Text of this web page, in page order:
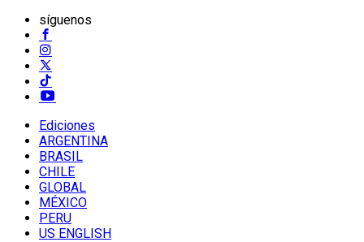
síguenos
Ediciones
ARGENTINA
BRASIL
CHILE
GLOBAL
MÉXICO
PERU
US ENGLISH